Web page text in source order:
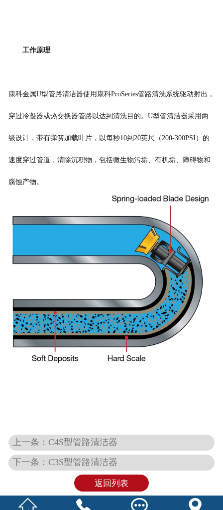
工作原理
康科金属U型管路清洁器使用康科ProSeries管路清洗系统驱动射出，
穿过冷凝器或热交换器管路以达到清洗目的。 U型管清洁器采用两
级设计，带有弹簧加载叶片，以每秒10到 20英尺（ 200-300PSI ）的
速度穿过管道，清除沉积物，包括微生物污垢、有机垢、障碍物和
腐蚀产物 。
上一条：C4S型管路清洁器
下一条：C3S型管路清洁器
返回列表
   